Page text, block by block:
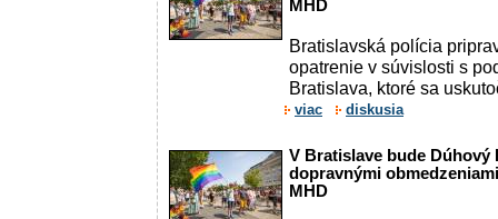
MHD
Bratislavská polícia
opatrenie v súvislosti s
Bratislava, ktoré sa
viac diskusia
V Bratislave bude
dopravnými
MHD